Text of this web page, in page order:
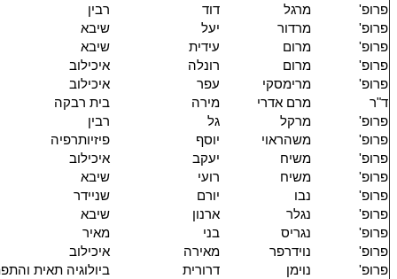
פרופ'
מרגל דוד
רבין
פרופ'
מרדור יעל
שיבא
פרופ'
מרום עידית
שיבא
פרופ'
מרום רונלה
איכילוב
פרופ'
מרימסקי עפר
איכילוב
ד"ר
מרם אדרי מירה
בית רבקה
פרופ'
מרקל גל
רבין
פרופ'
משהראוי יוסף
פיזיותרפיה
פרופ'
משיח יעקב
איכילוב
פרופ'
משיח רועי
שיבא
פרופ'
נבו יורם
שניידר
פרופ'
נגלר ארנון
שיבא
פרופ'
נגריס בני
מאיר
פרופ'
נוידרפר מאירה
איכילוב
פרופ'
נוימן דרורית
ביולוגיה תאית